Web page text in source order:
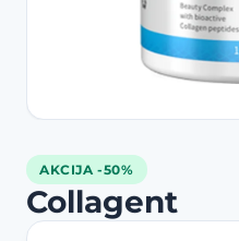
AKCIJA -50%
Collagent